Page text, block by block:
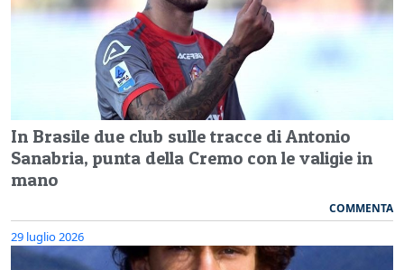
In Brasile due club sulle tracce di Antonio
Sanabria, punta della Cremo con le valigie in
mano
COMMENTA
29 luglio 2026